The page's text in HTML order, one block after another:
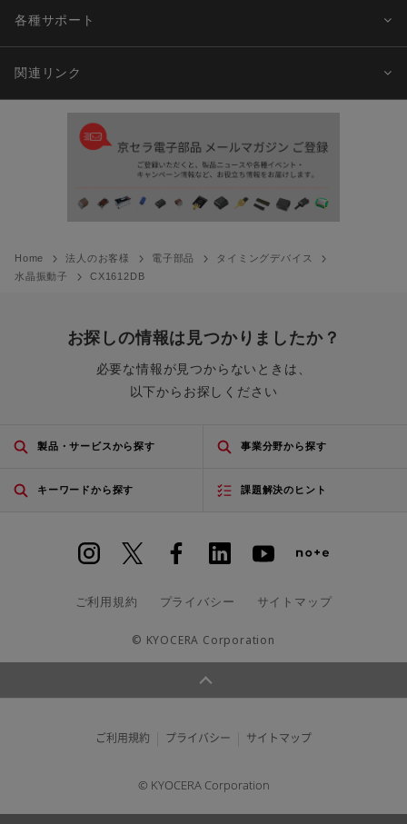
各種サポート
関連リンク
Home 法人のお客様 電子部品
タイミングデバイス
水晶振動子
CX1612DB
お探しの情報は見つかりましたか？
必要な情報が見つからないときは、
以下からお探しください
製品・サービスから探す 事業分野から探す
キーワードから探す 課題解決のヒント
ご利用規約 プライバシー サイトマップ
© KYOCERA Corporation
ご利用規約 プライバシー サイトマップ
© KYOCERA Corporation